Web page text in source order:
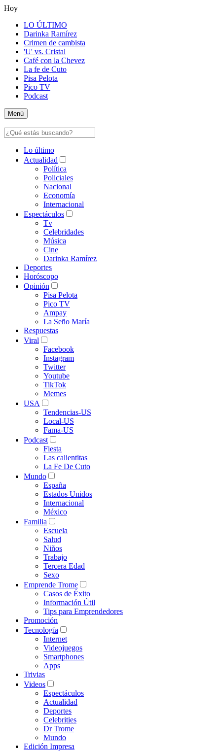
Hoy
LO ÚLTIMO
Darinka Ramírez
Crimen de cambista
'U' vs. Cristal
Café con la Chevez
La fe de Cuto
Pisa Pelota
Pico TV
Podcast
Menú
Lo último
Actualidad
Política
Policiales
Nacional
Economía
Internacional
Espectáculos
Tv
Celebridades
Música
Cine
Darinka Ramírez
Deportes
Horóscopo
Opinión
Pisa Pelota
Pico TV
Ampay
La Seño María
Respuestas
Viral
Facebook
Instagram
Twitter
Youtube
TikTok
Memes
USA
Tendencias-US
Local-US
Fama-US
Podcast
Fiesta
Las calientitas
La Fe De Cuto
Mundo
España
Estados Unidos
Internacional
México
Familia
Escuela
Salud
Niños
Trabajo
Tercera Edad
Sexo
Emprende Trome
Casos de Éxito
Información Útil
Tips para Emprendedores
Promoción
Tecnología
Internet
Videojuegos
Smartphones
Apps
Trivias
Videos
Espectáculos
Actualidad
Deportes
Celebrities
Dr Trome
Mundo
Edición Impresa